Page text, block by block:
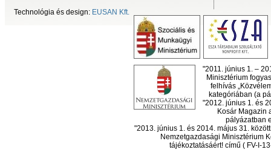
Technológia és design: EUSAN Kft.
"2011. június 1. –
Minisztérium
felhívás
kategóriában (a
"2012. június 1. és
Kosár Magazin
pályázatban
"2013. június 1. és 2014. május 31.
Nemzetgazdasági Minisztérium
tájékoztatásáért! című ( FV-I-